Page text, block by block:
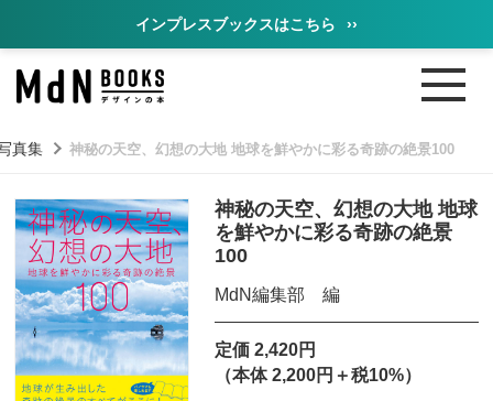
インプレスブックスはこちら ››
真集 神秘の天空、幻想の大地 地球を鮮やかに彩る奇跡の絶景100
神秘の天空、幻想の大地 地球
を鮮やかに彩る奇跡の絶景
100
MdN編集部 編
定価 2,420円
（本体 2,200円＋税10%）